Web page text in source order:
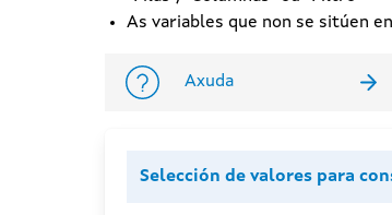
As variables que non se sitúen
Axuda
Selección de valores para